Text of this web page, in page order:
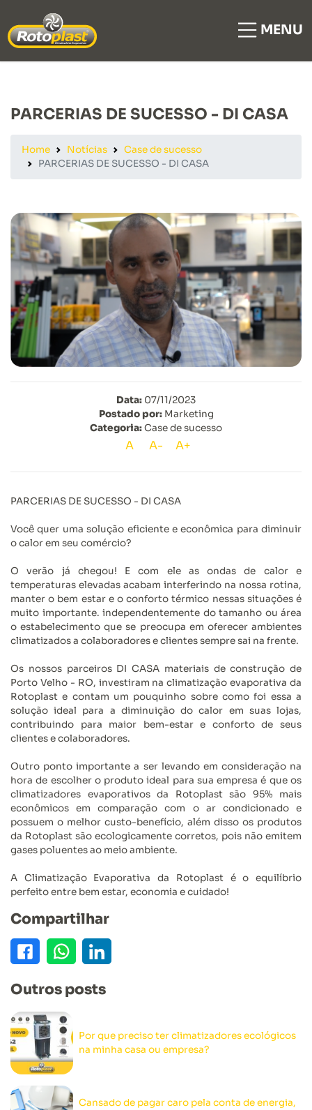
MENU
PARCERIAS DE SUCESSO - DI CASA
Home Notícias
Case de sucesso
PARCERIAS DE SUCESSO - DI CASA
Data: 07/11/2023
Postado por:Marketing
Categoria:Case de sucesso
A A- A+
PARCERIAS DE SUCESSO - DI CASA
Você quer uma solução eficiente e econômica para diminuir
o calor em seu comércio?
O verão já chegou! E com ele as ondas de calor e
temperaturas elevadas acabam interferindo na nossa rotina,
manter o bem estar e o conforto térmico nessas situações é
muito importante. independentemente do tamanho ou área
o estabelecimento que se preocupa em oferecer ambientes
climatizados a colaboradores e clientes sempre sai na frente.
Os nossos parceiros DI CASA materiais de construção de
Porto Velho - RO, investiram na climatização evaporativa da
Rotoplast e contam um pouquinho sobre como foi essa a
solução ideal para a diminuição do calor em suas lojas,
contribuindo para maior bem-estar e conforto de seus
clientes e colaboradores.
Outro ponto importante a ser levando em consideração na
hora de escolher o produto ideal para sua empresa é que os
climatizadores evaporativos da Rotoplast são 95% mais
econômicos em comparação com o ar condicionado e
possuem o melhor custo-benefício, além disso os produtos
da Rotoplast são ecologicamente corretos, pois não emitem
gases poluentes ao meio ambiente.
A Climatização Evaporativa da Rotoplast é o equilíbrio
perfeito entre bem estar, economia e cuidado!
Compartilhar
Outros posts
Por que preciso ter climatizadores ecológicos
na minha casa ou empresa?
Cansado de pagar caro pela conta de energia,